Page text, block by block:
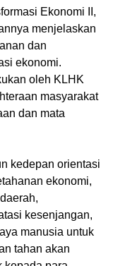
Ekonomi II,
menjelaskan
dan
ekonomi.
oleh KLHK
masyarakat
dan mata
kedepan orientasi
ekonomi,
kesenjangan,
manusia untuk
tahan akan